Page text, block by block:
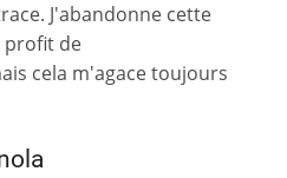
J'abandonne cette
profit de
cela m'agace toujours